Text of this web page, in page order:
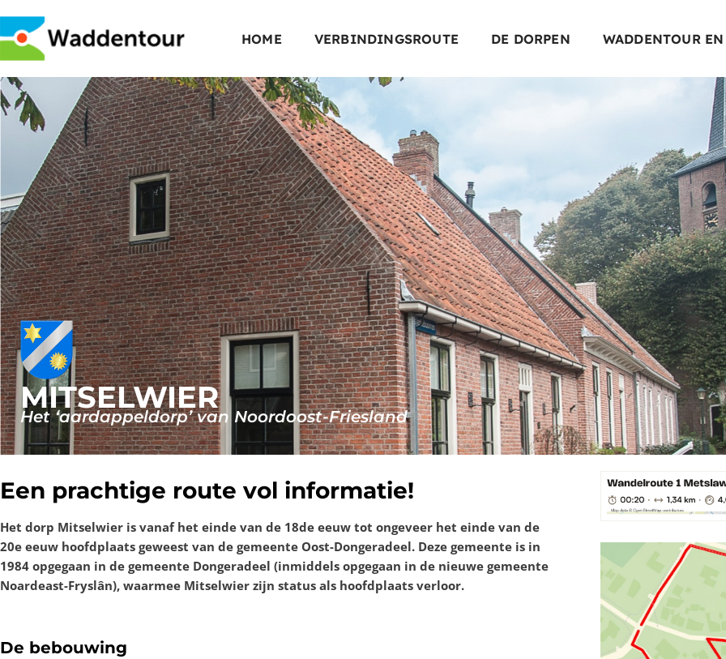
HOME VERBINDINGSROUTE DE DORPEN WADDENTOUR
MITSELWIER
Het ‘aardappeldorp’ van Noordoost-Friesland
Een prachtige route vol informatie!
Het dorp Mitselwier is vanaf het einde van de 18de eeuw tot ongeveer het einde van de
20e eeuw hoofdplaats geweest van de gemeente Oost-Dongeradeel. Deze gemeente is in
1984 opgegaan in de gemeente Dongeradeel (inmiddels opgegaan in de nieuwe gemeente
Noardeast-Fryslân), waarmee Mitselwier zijn status als hoofdplaats verloor.
De bebouwing